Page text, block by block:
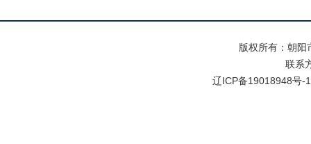
版权所有：朝
联系
辽ICP备19018948号-1